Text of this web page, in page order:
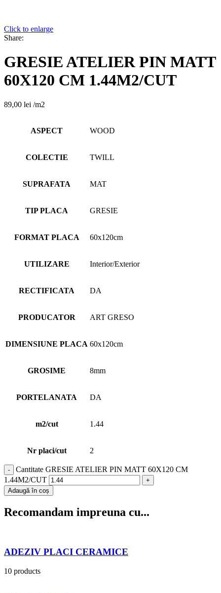
Click to enlarge
Share:
GRESIE ATELIER PIN MATT
60X120 CM 1.44M2/CUT
89,00 lei /m2
ASPECT WOOD
COLECTIE TWILL
SUPRAFATA MAT
TIP PLACA GRESIE
FORMAT PLACA 60x120cm
UTILIZARE Interior/Exterior
RECTIFICATA DA
PRODUCATOR ART GRESO
DIMENSIUNE PLACA 60x120cm
GROSIME 8mm
PORTELANATA DA
m2/cut 1.44
Nr placi/cut 2
Cantitate GRESIE ATELIER PIN MATT 60X120 CM
1.44M2/CUT
Adaugă în coș
Recomandam impreuna cu...
ADEZIV PLACI CERAMICE
10 products